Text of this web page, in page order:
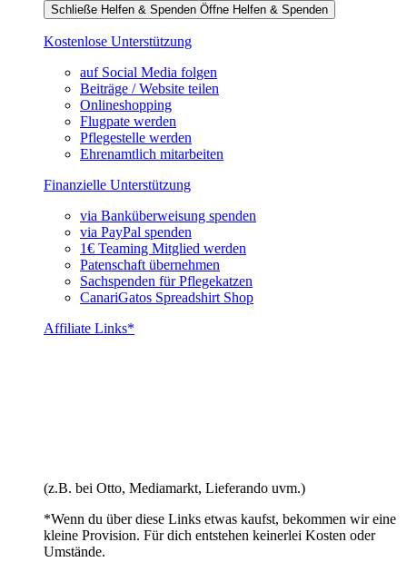
Schließe Helfen & Spenden Öffne Helfen & Spenden
Kostenlose Unterstützung
auf Social Media folgen
Beiträge / Website teilen
Onlineshopping
Flugpate werden
Pflegestelle werden
Ehrenamtlich mitarbeiten
Finanzielle Unterstützung
via Banküberweisung spenden
via PayPal spenden
1€ Teaming Mitglied werden
Patenschaft übernehmen
Sachspenden für Pflegekatzen
CanariGatos Spreadshirt Shop
Affiliate Links*
(z.B. bei Otto, Mediamarkt, Lieferando uvm.)
*Wenn du über diese Links etwas kaufst, bekommen wir eine
kleine Provision. Für dich entstehen keinerlei Kosten oder
Umstände.